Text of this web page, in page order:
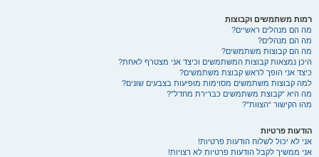
רמות משתמשים וקבוצות
מה הם מנהלים ראשיים?
מה הם מנהלים?
מה הם קבוצות משתמשים?
היכן נמצאות קבוצות המשתמשים וכיצד אני מצטרף לאחת?
כיצד אני הופך לראש קבוצת משתמשים?
למה קבוצות משתמשים מסוימות מופיעות בצבעים שונים?
מה היא “קבוצת משתמשים כברירת מחדל”?
מהו הקישור “הצוות”?
הודעות פרטיות
אני לא יכול לשלוח הודעות פרטיות!
אני ממשיך לקבל הודעות פרטיות לא רצויות!